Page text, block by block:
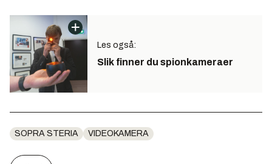
Les også:
Slik finner du spionkameraer
SOPRA STERIA VIDEOKAMERA